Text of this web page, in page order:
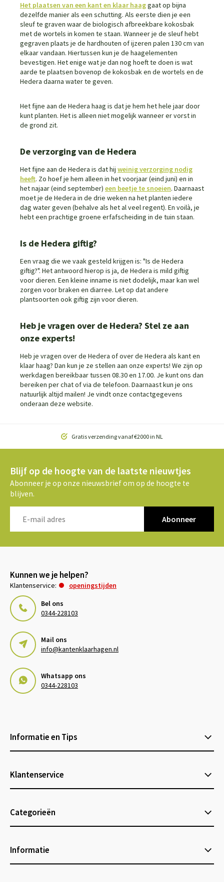
Het plaatsen van een kant en klaar haaggaat op bijna
dezelfde manier als een schutting. Als eerste dien je een
sleuf te graven waar de biologisch afbreekbare kokosbak
met de wortels in komen te staan. Wanneer je de sleuf hebt
gegraven plaats je de hardhouten of ijzeren palen 130 cm van
elkaar vandaan. Hiertussen kun je de haagelementen
bevestigen. Het enige wat je dan nog hoeft te doen is wat
aarde te plaatsen bovenop de kokosbak en de wortels en de
Hedera daarna water te geven.
Het fijne aan de Hedera haag is dat je hem het hele jaar door
kunt planten. Het is alleen niet mogelijk wanneer er vorst in
de grond zit.
De verzorging van de Hedera
Het fijne aan de Hedera is dat hij weinig verzorging nodig
heeft. Zo hoef je hem alleen in het voorjaar (eind juni) en in
het najaar (eind september) een beetje te snoeien. Daarnaast
moet je de Hedera in de drie weken na het planten iedere
dag water geven (behalve als het al veel regent). En voilà, je
hebt een prachtige groene erfafscheiding in de tuin staan.
Is de Hedera giftig?
Een vraag die we vaak gesteld krijgen is: "Is de Hedera
giftig?". Het antwoord hierop is ja, de Hedera is mild giftig
voor dieren. Een kleine inname is niet dodelijk, maar kan wel
zorgen voor braken en diarree. Let op dat andere
plantsoorten ook giftig zijn voor dieren.
Heb je vragen over de Hedera? Stel ze aan
onze experts!
Heb je vragen over de Hedera of over de Hedera als kant en
klaar haag? Dan kun je ze stellen aan onze experts! We zijn op
werkdagen bereikbaar tussen 08.30 en 17.00. Je kunt ons dan
bereiken per chat of via de telefoon. Daarnaast kun je ons
natuurlijk altijd mailen! Je vindt onze contactgegevens
onderaan deze website.
Gratis verzending vanaf €2000 in NL
Blijf op de hoogte van de laatste nieuwtjes
Abonneer je op onze nieuwsbrief om op de hoogte te
blijven.
Abonneer
Kunnen we je helpen?
Klantenservice:
openingstijden
Bel ons
0344-228103
Mail ons
info@kantenklaarhagen.nl
Whatsapp ons
0344-228103
Informatie en Tips
Klantenservice
Categorieën
Informatie